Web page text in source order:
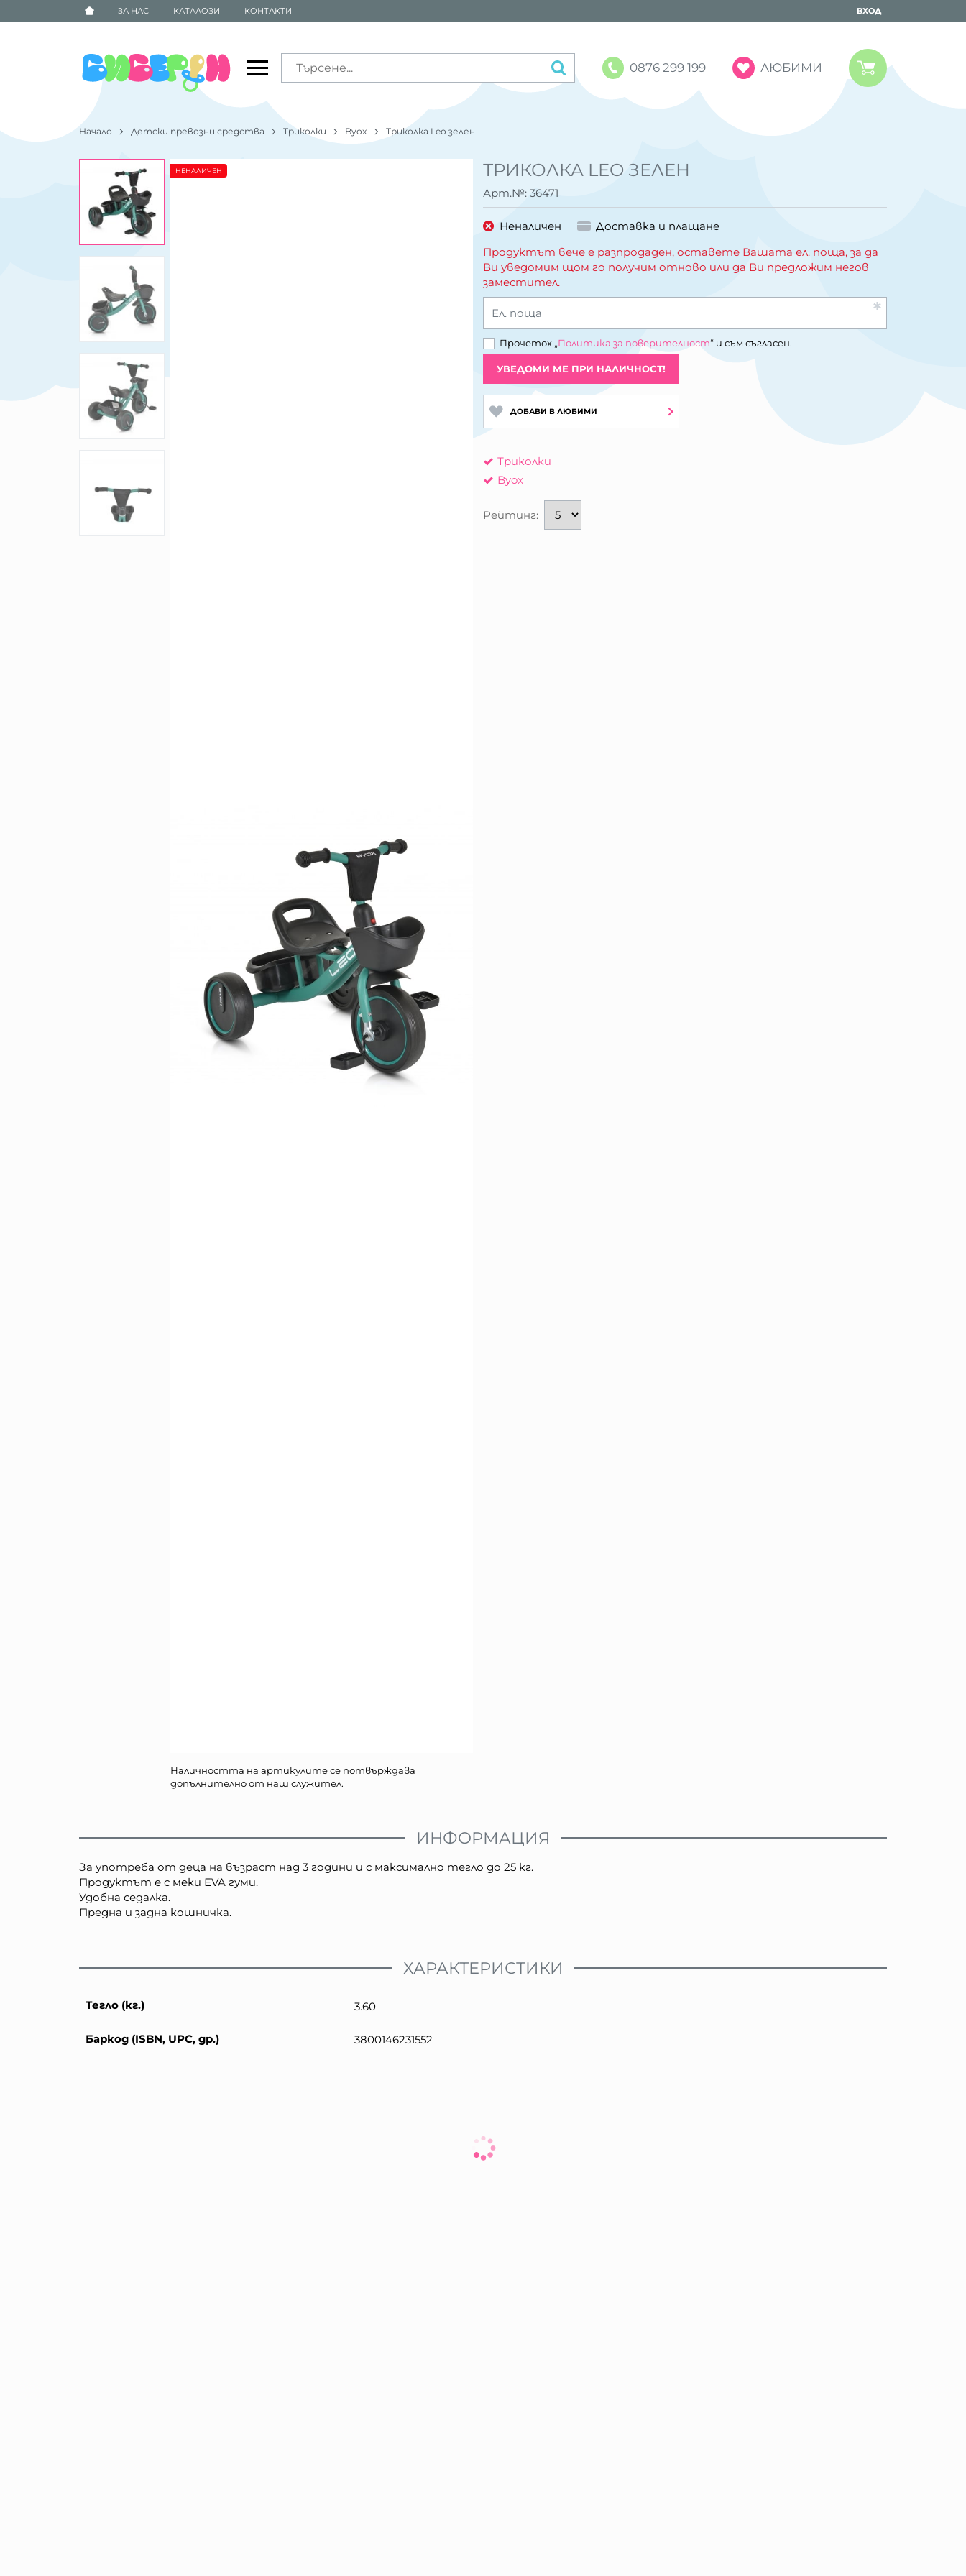
ЗА НАС КАТАЛОЗИ КОНТАКТИ ВХОД
0876 299 199 ЛЮБИМИ
Начало Детски превозни средства Триколки Byox Триколка Leo зелен
ТРИКОЛКА LEO ЗЕЛЕН
Арт.№: 36471
Наличността на артикулите се потвърждава
допълнително от наш служител.
НЕНАЛИЧЕН
Неналичен
Доставка и плащане
Продуктът вече е разпродаден, оставете Вашата ел. поща, за да
Ви уведомим щом го получим отново или да Ви предложим негов
заместител.
Ел. поща
Прочетох „Политика за поверителност“ и съм съгласен.
УВЕДОМИ МЕ ПРИ НАЛИЧНОСТ!
ДОБАВИ В ЛЮБИМИ
Триколки
Byox
Рейтинг:
ИНФОРМАЦИЯ
За употреба от деца на възраст над 3 години и с максимално тегло до 25 кг.
Продуктът е с меки EVA гуми.
Удобна седалка.
Предна и задна кошничка.
ХАРАКТЕРИСТИКИ
Тегло (кг.) 3.60
Баркод (ISBN, UPC, др.) 3800146231552